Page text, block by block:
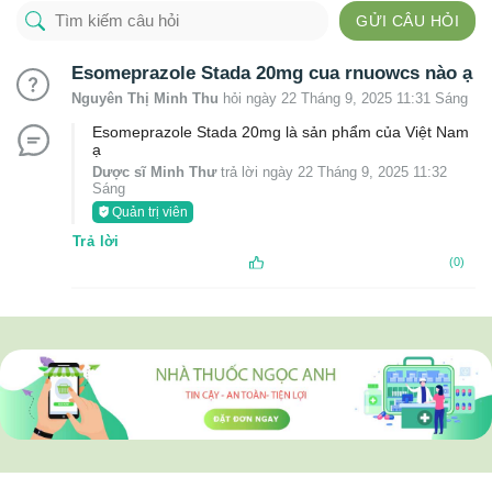
GỬI CÂU HỎI
Esomeprazole Stada 20mg cua rnuowcs nào ạ
Nguyên Thị Minh Thu hỏi ngày 22 Tháng 9, 2025 11:31 Sáng
Esomeprazole Stada 20mg là sản phẩm của Việt Nam
ạ
Dược sĩ Minh Thưtrả lời ngày 22 Tháng 9, 2025 11:32
Sáng
Quản trị viên
Trả lời
(0)